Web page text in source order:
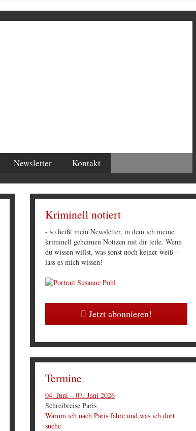
Newsletter Kontakt
Kriminell notiert
- so heißt mein Newsletter, in dem ich meine
kriminell geheimen Notizen mit dir teile. Wenn
du wissen willst, was sonst noch keiner weiß -
lass es mich wissen!
Jetzt abonnieren!
Termine
04. Juni – 07. Juni 2026
Schreibreise Paris
Warum ich nach Paris fahre und was ich dort
suche